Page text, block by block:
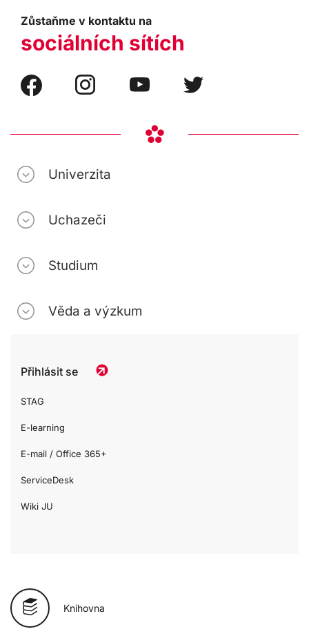
Zůstaňme v kontaktu na
sociálních sítích
Univerzita
Uchazeči
Studium
Věda a výzkum
Přihlásit se
STAG
E-learning
E-mail / Office 365+
ServiceDesk
Wiki JU
Knihovna